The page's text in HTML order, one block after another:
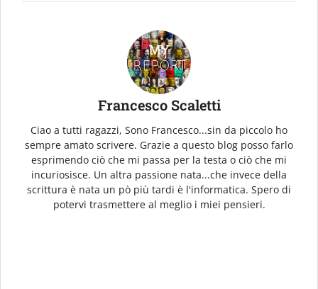
Francesco Scaletti
Ciao a tutti ragazzi, Sono Francesco...sin da piccolo ho
sempre amato scrivere. Grazie a questo blog posso farlo
esprimendo ciò che mi passa per la testa o ciò che mi
incuriosisce. Un altra passione nata...che invece della
scrittura è nata un pò più tardi è l'informatica. Spero di
potervi trasmettere al meglio i miei pensieri.